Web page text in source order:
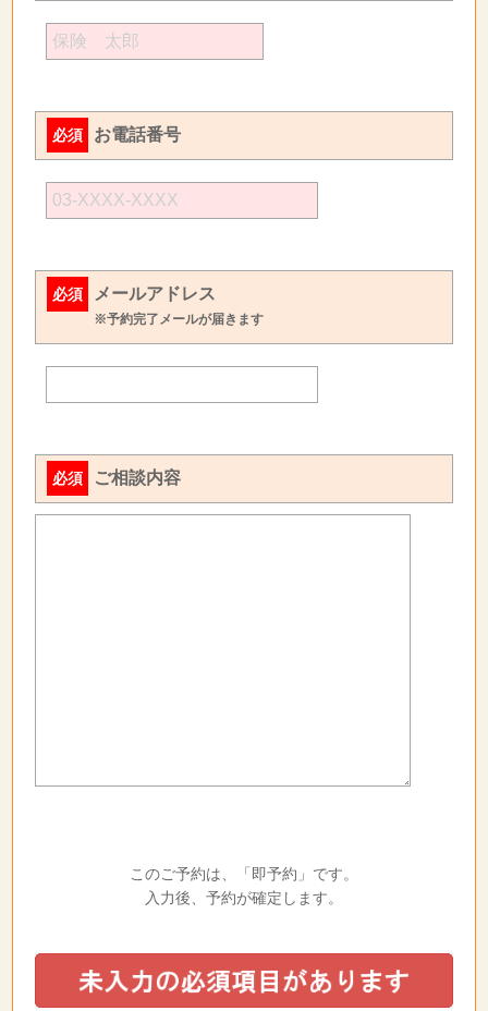
必須 お電話番号
必須 メールアドレス
※予約完了メールが届きます
必須 ご相談内容
このご予約は、「即予約」です。
入力後、予約が確定します。